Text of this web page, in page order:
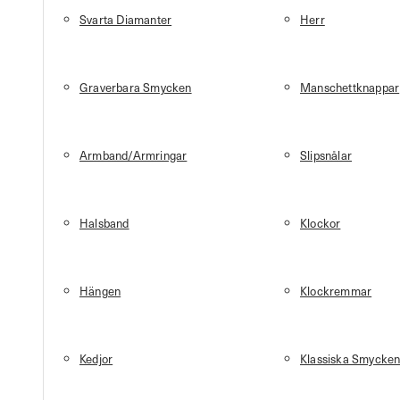
Svarta Diamanter
Graverbara Smycken
Armband/Armringar
Halsband
Hängen
Kedjor
Herr
Manschettknappar
Slipsnålar
Klockor
Klockremmar
Klassiska Smycken